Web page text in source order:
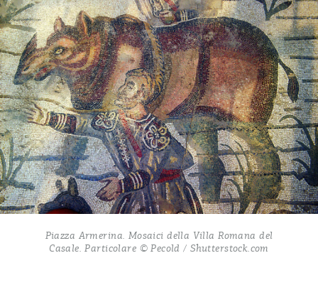
Piazza Armerina. Mosaici della Villa Romana del
Casale. Particolare © Pecold / Shutterstock.com